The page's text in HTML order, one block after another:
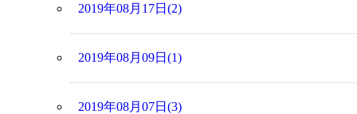
2019年08月17日(2)
2019年08月09日(1)
2019年08月07日(3)